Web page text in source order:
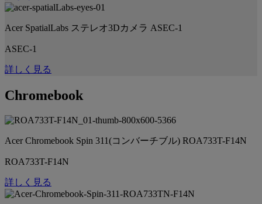
Acer SpatialLabs ステレオ3Dカメラ ASEC-1
ASEC-1
詳しく見る
Chromebook
Acer Chromebook Spin 311(コンバーチブル) ROA733T-F14N
ROA733T-F14N
詳しく見る